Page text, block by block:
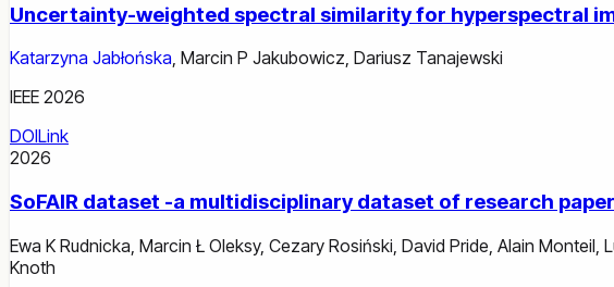
Uncertainty-weighted spectral similarity for hyperspectral
Katarzyna Jabłońska, Marcin P Jakubowicz, Dariusz Tanajewski
IEEE 2026
DOILink
2026
SoFAIR dataset -a multidisciplinary dataset of research
Ewa K Rudnicka Marcin Ł Oleksy, Cezary Rosiński David Pride Alain Monteil
Knoth